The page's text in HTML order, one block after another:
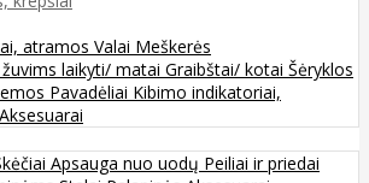
atramos Valai Meškerės
laikyti/ matai Graibštai/ kotai Šėryklos
Pavadėliai Kibimo indikatoriai,
Aksesuarai
Apsauga nuo uodų Peiliai ir priedai